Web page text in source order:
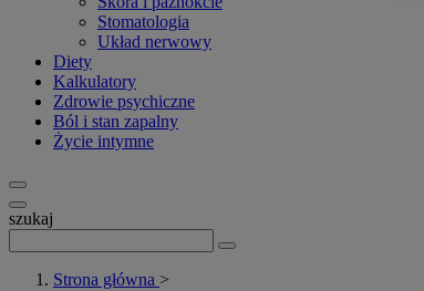
Stomatologia
Układ nerwowy
Diety
Kalkulatory
Zdrowie psychiczne
Ból i stan zapalny
Życie intymne
szukaj
Strona główna >